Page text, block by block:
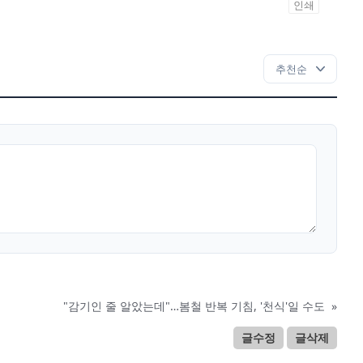
인쇄
"감기인 줄 알았는데"…봄철 반복 기침, '천식'일 수도 »
글수정 글삭제